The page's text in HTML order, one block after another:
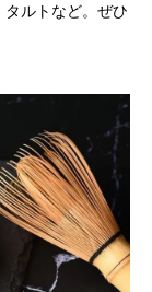
ルトなど。ぜひ